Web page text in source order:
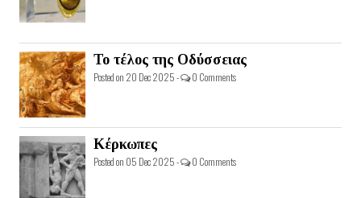
Το τέλος της Οδύσσειας
Posted on 20 Dec 2025 - 0 Comments
Κέρκωπες
Posted on 05 Dec 2025 - 0 Comments